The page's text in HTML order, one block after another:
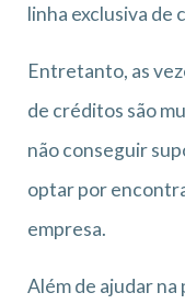
linha exclusiva de
Entretanto, as
de créditos são
não conseguir
optar por
empresa.
Além de ajudar